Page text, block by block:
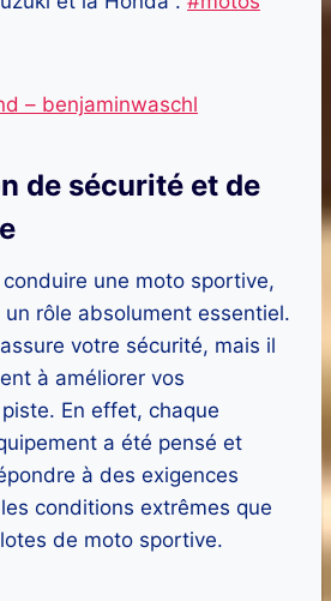
– benjaminwaschl
de sécurité et de
conduire une moto sportive,
un rôle absolument essentiel.
votre sécurité, mais il
à améliorer vos
En effet, chaque
a été pensé et
à des exigences
conditions extrêmes que
de moto sportive.